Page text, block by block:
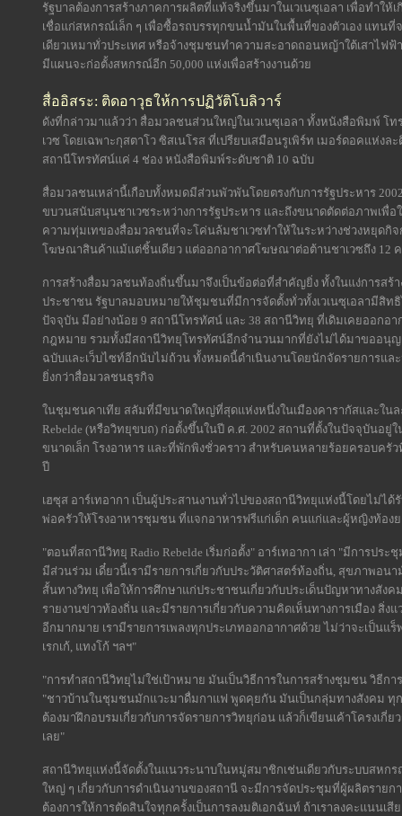
รัฐบาลต้องการสร้างภาคการผลิตที่แท้จริงขึ้นมาในเวเนซุเอลา เพื่อทำใ
เชื่อแก่สหกรณ์เล็ก ๆ เพื่อซื้อรถบรรทุกขนน้ำมันในพื้นที่ของตัวเอง แทน
เดียวเหมาทั่วประเทศ หรือจ้างชุมชนทำความสะอาดถอนหญ้าใต้เสาไฟ
มีแผนจะก่อตั้งสหกรณ์อีก 50,000 แห่งเพื่อสร้างงานด้วย
สื่ออิสระ: ติดอาวุธให้การปฏิวัติโบลิวาร์
ดังที่กล่าวมาแล้วว่า สื่อมวลชนส่วนใหญ่ในเวเนซุเอลา ทั้งหนังสือพิมพ์ โ
เวซ โดยเฉพาะกุสตาโว ซิสเนโรส ที่เปรียบเสมือนรูเพิร์ท เมอร์ดอคแห่งล
สถานีโทรทัศน์แค่ 4 ช่อง หนังสือพิมพ์ระดับชาติ 10 ฉบับ
สื่อมวลชนเหล่านี้เกือบทั้งหมดมีส่วนพัวพันโดยตรงกับการรัฐประหาร
ขบวนสนับสนุนชาเวซระหว่างการรัฐประหาร และถึงขนาดตัดต่อภาพเพื่
ความทุ่มเทของสื่อมวลชนที่จะโค่นล้มชาเวซทำให้ในระหว่างช่วงหยุดกิ
โฆษณาสินค้าแม้แต่ชิ้นเดียว แต่ออกอากาศโฆษณาต่อต้านชาเวซถึง 12 ค
การสร้างสื่อมวลชนท้องถิ่นขึ้นมาจึงเป็นข้อต่อที่สำคัญยิ่ง ทั้งในแง่การสร้
ประชาชน รัฐบาลมอบหมายให้ชุมชนที่มีการจัดตั้งทั่วทั้งเวเนซุเอลามี
ปัจจุบัน มีอย่างน้อย 9 สถานีโทรทัศน์ และ 38 สถานีวิทยุ ที่เดิมเคยออก
กฎหมาย รวมทั้งมีสถานีวิทยุโทรทัศน์อีกจำนวนมากที่ยังไม่ได้มาขออนุ
ฉบับและเว็บไซท์อีกนับไม่ถ้วน ทั้งหมดนี้ดำเนินงานโดยนักจัดรายการแล
ยิ่งกว่าสื่อมวลชนธุรกิจ
ในชุมชนคาเทีย สลัมที่มีขนาดใหญ่ที่สุดแห่งหนึ่งในเมืองคารากัสและใน
Rebelde (หรือวิทยุขบถ) ก่อตั้งขึ้นในปี ค.ศ. 2002 สถานที่ตั้งในปัจจุบันอ
ขนาดเล็ก โรงอาหาร และที่พักพิงชั่วคราว สำหรับคนหลายร้อยครอบครั
ปี
เฮซุส อาร์เทอากา เป็นผู้ประสานงานทั่วไปของสถานีวิทยุแห่งนี้โดยไม่ได้
พ่อครัวให้โรงอาหารชุมชน ที่แจกอาหารฟรีแก่เด็ก คนแก่และผู้หญิงท้อง
"ตอนที่สถานีวิทยุ Radio Rebelde เริ่มก่อตั้ง" อาร์เทอากา เล่า "มีการป
มีส่วนร่วม เดี๋ยวนี้เรามีรายการเกี่ยวกับประวัติศาสตร์ท้องถิ่น, สุขภาพอ
สั้นทางวิทยุ เพื่อให้การศึกษาแก่ประชาชนเกี่ยวกับประเด็นปัญหาทางสัง
รายงานข่าวท้องถิ่น และมีรายการเกี่ยวกับความคิดเห็นทางการเมือง สิ่ง
อีกมากมาย เรามีรายการเพลงทุกประเภทออกอากาศด้วย ไม่ว่าจะเป็นแ
เรกเก้, แทงโก้ ฯลฯ"
"การทำสถานีวิทยุไม่ใช่เป้าหมาย มันเป็นวิธีการในการสร้างชุมชน วิธีกา
"ชาวบ้านในชุมชนมักแวะมาดื่มกาแฟ พูดคุยกัน มันเป็นกลุ่มทางสังคม ทุ
ต้องมาฝึกอบรมเกี่ยวกับการจัดรายการวิทยุก่อน แล้วก็เขียนเค้าโครงเกี่ย
เลย"
สถานีวิทยุแห่งนี้จัดตั้งในแนวระนาบในหมู่สมาชิกเช่นเดียวกับระบบสหก
ใหญ่ ๆ เกี่ยวกับการดำเนินงานของสถานี จะมีการจัดประชุมที่ผู้ผลิตราย
ต้องการให้การตัดสินใจทุกครั้งเป็นการลงมติเอกฉันท์ ถ้าเราลงคะแนนเสี